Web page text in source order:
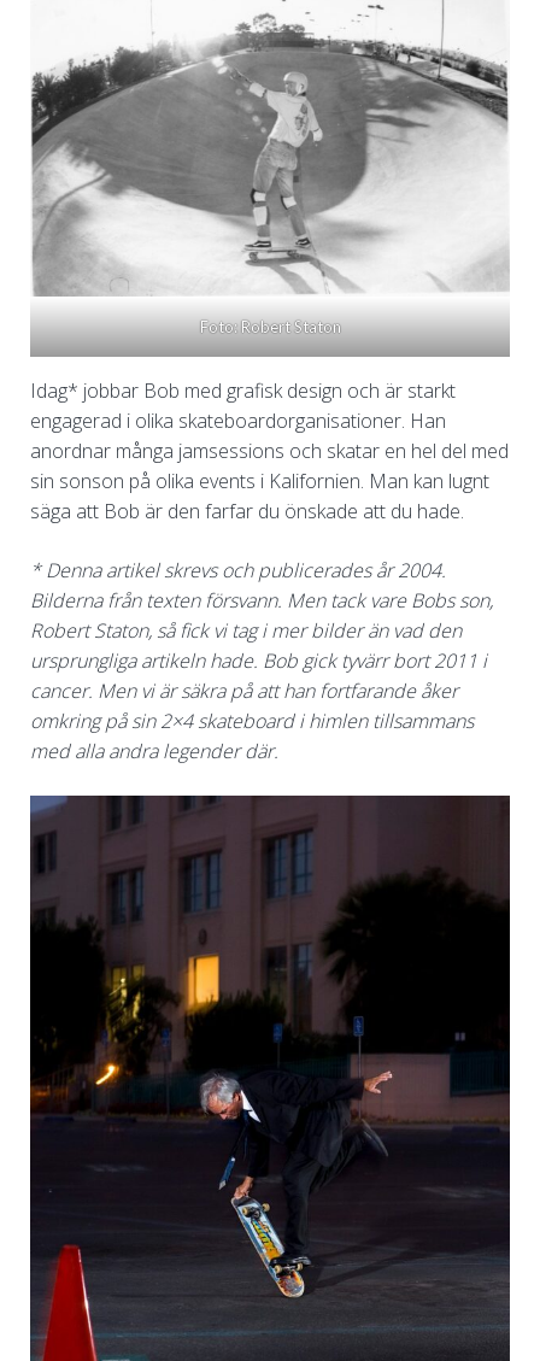
Foto: Robert Staton
Idag* jobbar Bob med grafisk design och är starkt
engagerad i olika skateboardorganisationer. Han
anordnar många jamsessions och skatar en hel del med
sin sonson på olika events i Kalifornien. Man kan lugnt
säga att Bob är den farfar du önskade att du hade.
* Denna artikel skrevs och publicerades år 2004.
Bilderna från texten försvann. Men tack vare Bobs son,
Robert Staton, så fick vi tag i mer bilder än vad den
ursprungliga artikeln hade. Bob gick tyvärr bort 2011 i
cancer. Men vi är säkra på att han fortfarande åker
omkring på sin 2×4 skateboard i himlen tillsammans
med alla andra legender där.